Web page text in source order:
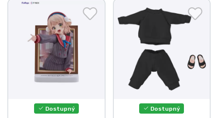
Dostupný Dostupný